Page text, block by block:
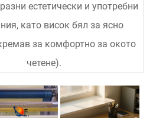
естетически и употребни
като висок бял за ясно
за комфортно за окото
четене).